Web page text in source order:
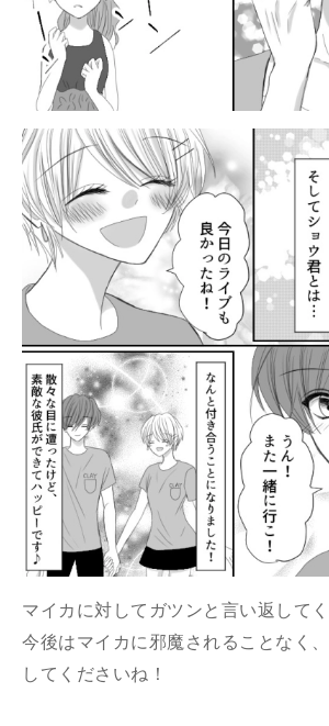
マイカに対してガツンと言い返してく
今後はマイカに邪魔されることなく
してくださいね！